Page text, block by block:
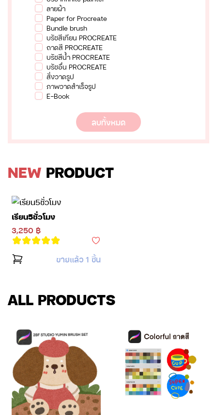
ลายผ้า
Paper for Procreate
Bundle brush
บรัชสีเทียน PROCREATE
ถาดสี PROCREATE
บรัชสีน้ำ PROCREATE
บรัชอื่น PROCREATE
สั่งวาดรูป
ภาพวาดสำเร็จรูป
E-Book
ลบทั้งหมด
NEW PRODUCT
เรียน5ชั่วโมง
3,250 ฿
ขายแล้ว 1 ชิ้น
ALL PRODUCTS